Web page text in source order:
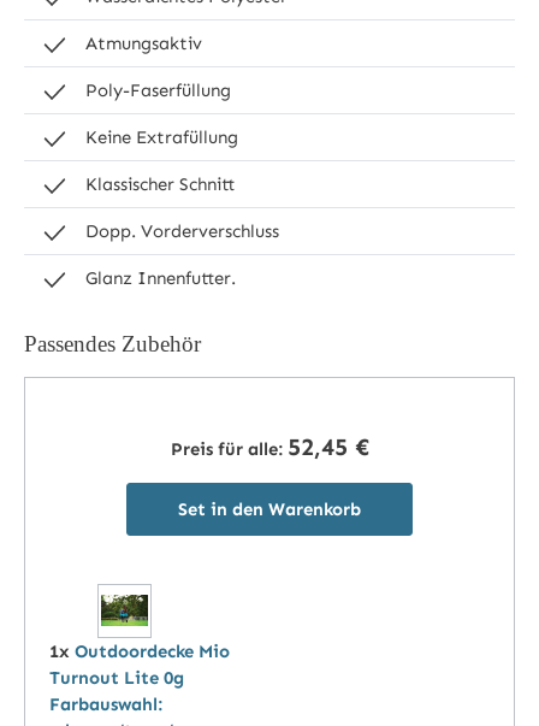
Atmungsaktiv
Poly-Faserfüllung
Keine Extrafüllung
Klassischer Schnitt
Dopp. Vorderverschluss
Glanz Innenfutter.
Passendes Zubehör
Preis für alle: 52,45 €
Set in den Warenkorb
1x Outdoordecke Mio
Turnout Lite 0g
Farbauswahl: